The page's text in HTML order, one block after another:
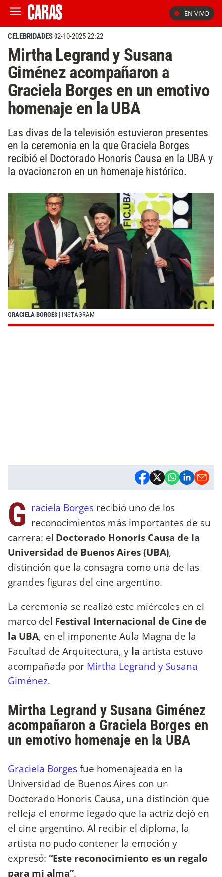
EN VIVO
CELEBRIDADES02-10-2025 22:22
Mirtha Legrand y Susana
Giménez acompañaron a
Graciela Borges en un emotivo
homenaje en la UBA
Las divas de la televisión estuvieron presentes
en la ceremonia en la que Graciela Borges
recibió el Doctorado Honoris Causa en la UBA y
la ovacionaron en un homenaje histórico.
GRACIELA BORGES | INSTAGRAM
G raciela Borges recibió uno de los
reconocimientos más importantes de su
carrera: el Doctorado Honoris Causa de la
Universidad de Buenos Aires (UBA),
distinción que la consagra como una de las
grandes figuras del cine argentino.
La ceremonia se realizó este miércoles en el
marco del Festival Internacional de Cine de
la UBA, en el imponente Aula Magna de la
Facultad de Arquitectura, y la artista estuvo
acompañada por Mirtha Legrand y Susana
Giménez.
Mirtha Legrand y Susana Giménez
acompañaron a Graciela Borges en
un emotivo homenaje en la UBA
Graciela Borgesfue homenajeada en la
Universidad de Buenos Aires con un
Doctorado Honoris Causa, una distinción que
refleja el enorme legado que la actriz dejó en
el cine argentino. Al recibir el diploma, la
artista no pudo contener la emoción y
expresó: “Este reconocimiento es un regalo
para mi alma”.